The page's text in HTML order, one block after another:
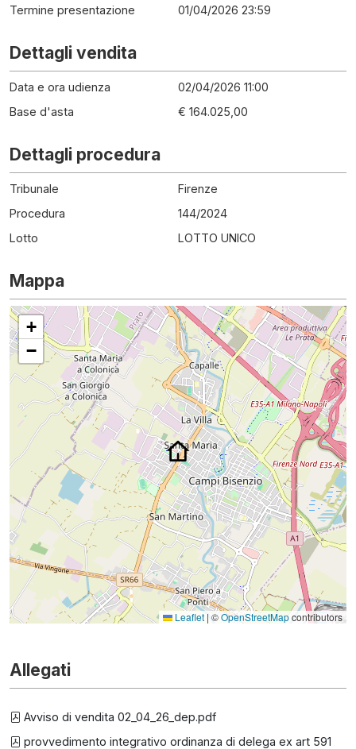
Termine presentazione
01/04/2026 23:59
Dettagli vendita
Data e ora udienza
02/04/2026 11:00
Base d'asta
€ 164.025,00
Dettagli procedura
Tribunale
Firenze
Procedura
144/2024
Lotto
LOTTO UNICO
Mappa
+
−
Leaflet | ©OpenStreetMapcontributors
Allegati
Avviso di vendita 02_04_26_dep.pdf
provvedimento integrativo ordinanza di delega ex art 591